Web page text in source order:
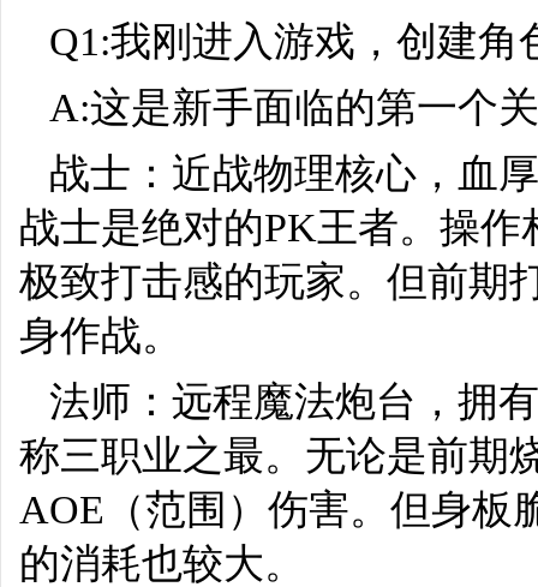
Q1:我刚进入游戏，创建
A:这是新手面临的第一个
战士：近战物理核心，血
战士是绝对的PK王者。操
极致打击感的玩家。但前期
身作战。
法师：远程魔法炮台，拥
称三职业之最。无论是前期
AOE（范围）伤害。但身板
的消耗也较大。